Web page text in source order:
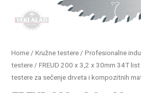
Home /Kružne testere /Profesionalne
testere / FREUD 200 x 3,2 x 30mm 34T
testere za sečenje drveta i kompozitnih
FREUD
200
x